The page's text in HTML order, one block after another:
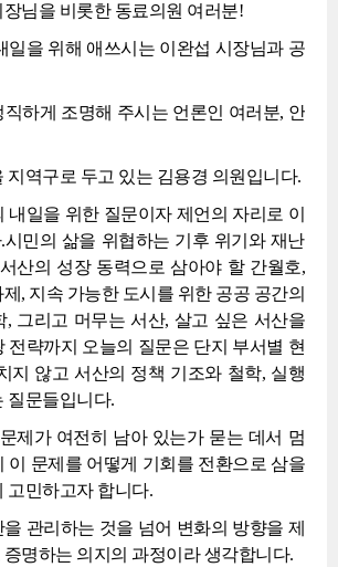
님을 비롯한 동료의원 여러분!
일을 위해 애쓰시는 이완섭 시장님과 공
하게 조명해 주시는 언론인 여러분, 안
지역구로 두고 있는 김용경 의원입니다.
내일을 위한 질문이자 제언의 자리로 이
시민의 삶을 위협하는 기후 위기와 재난
산의 성장 동력으로 삼아야 할 간월호,
, 지속 가능한 도시를 위한 공공 공간의
, 그리고 머무는 서산, 살고 싶은 서산을
전략까지 오늘의 질문은 단지 부서별 현
지 않고 서산의 정책 기조와 철학, 실행
질문들입니다.
제가 여전히 남아 있는가 묻는 데서 멈
이 문제를 어떻게 기회를 전환으로 삼을
고민하고자 합니다.
관리하는 것을 넘어 변화의 방향을 제
명하는 의지의 과정이라 생각합니다.